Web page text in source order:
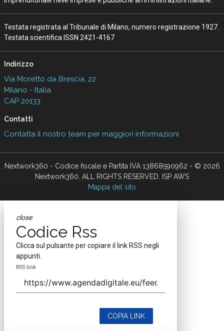
Testata registrata al Tribunale di Milano, numero registrazione 1927.
Testata scientifica ISSN 2421-4167
Indirizzo
Via Moretto da Brescia, 22
Milano - Italia
CAP 20133
Contatti
Contatta il nostro team per maggiori informazioni
Nextwork360 - Codice fiscale e Partita IVA 13868590962 - © 2026
Nextwork360. ALL RIGHTS RESERVED. ISP AWS
Mappa del sito
close
Codice Rss
Clicca sul pulsante per copiare il link RSS negli
appunti.
RSS link
COPIA LINK